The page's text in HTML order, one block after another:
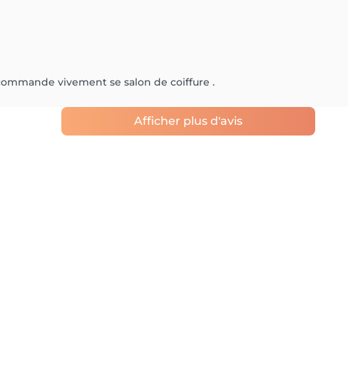
vivement se salon de coiffure .
Afficher plus d'avis